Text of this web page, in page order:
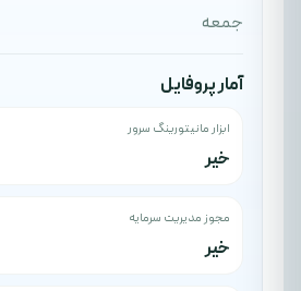
جمعه
آمار پروفایل
ابزار مانیتورینگ سرور
خیر
مجوز مدیریت سرمایه
خیر